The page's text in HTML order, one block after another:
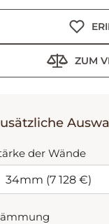
ZUM
der Wände